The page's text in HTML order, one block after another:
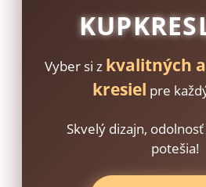
Vyber si z kvalitných
kresiel pre
Skvelý dizajn,
potešia!